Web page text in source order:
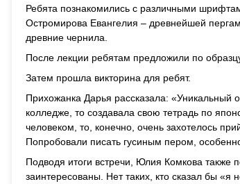
Ребята познакомились с различными
Остромирова Евангелия – древнейшей
древние чернила.
После лекции ребятам предложили по
Затем прошла викторина для ребят.
Прихожанка Дарья рассказала: «Уникальный
колледже, то создавала свою тетрадь по
человеком, то, конечно, очень захотелось
Попробовали писать гусиным пером,
Подводя итоги встречи, Юлия Комкова
заинтересованы. Нет таких, кто сказал бы